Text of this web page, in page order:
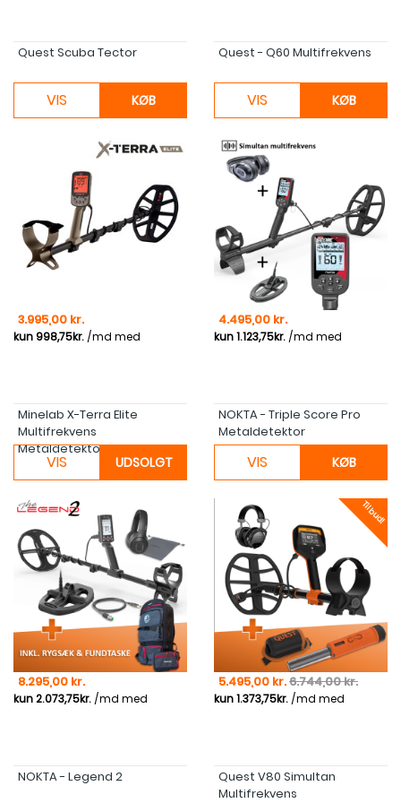
Quest Scuba Tector
VIS KØB
Quest - Q60 Multifrekvens
VIS KØB
Pris
3.995,00 kr.
Minelab X-Terra Elite
Multifrekvens
Metaldetektor
VIS UDSOLGT
Pris
4.495,00 kr.
NOKTA - Triple Score Pro
Metaldetektor
VIS KØB
Pris
8.295,00 kr.
NOKTA - Legend 2
Tilbud!
Pris
5.495,00 kr.Normal pris
6.744,00 kr.
Quest V80 Simultan
Multifrekvens